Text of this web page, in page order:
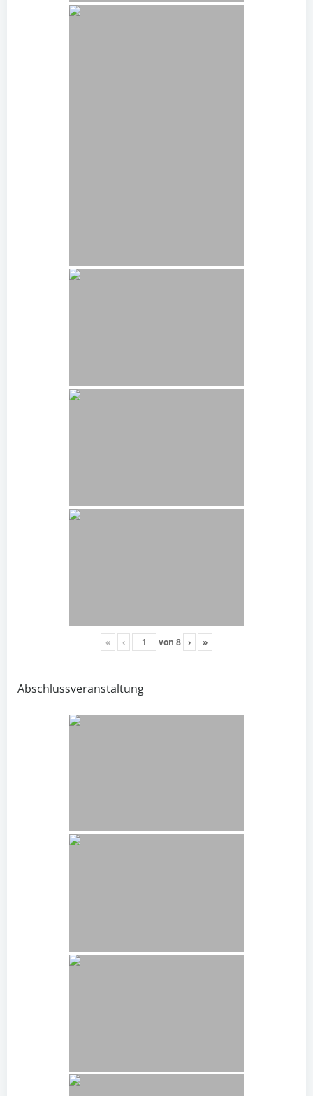
« ‹ von 8 › »
Abschlussveranstaltung